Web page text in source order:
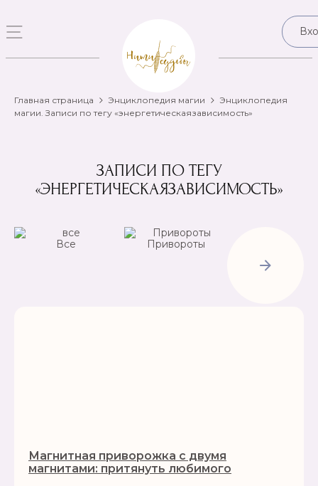
Главная страница Энциклопедия магии
Энциклопедия
магии. Записи по тегу «энергетическаязависимость»
ЗАПИСИ ПО ТЕГУ
«ЭНЕРГЕТИЧЕСКАЯЗАВИСИМОСТЬ»
Все
Привороты
Рассорки
Магнитная приворожка с двумя
магнитами: притянуть любимого